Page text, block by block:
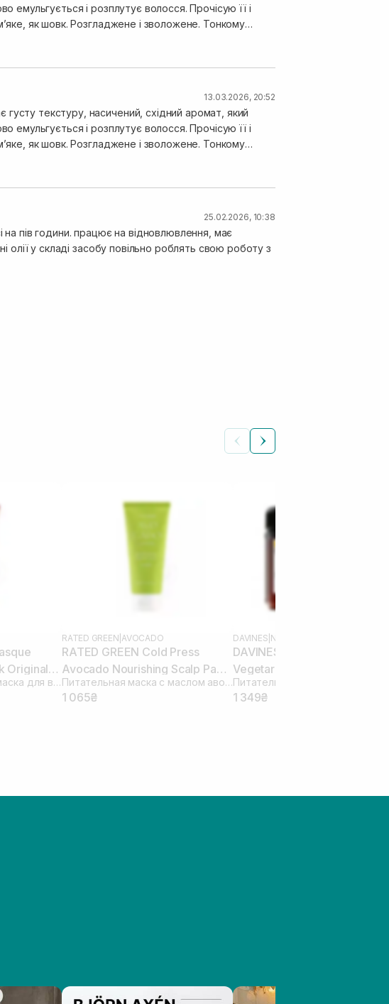
емульгується і розплутує волосся. Прочісую її і
як шовк. Розгладжене і зволожене. Тонкому
брати одразу ж декілька баночок, бо це скарб!
13.03.2026, 20:52
текстуру, насичений, східний аромат, який
емульгується і розплутує волосся. Прочісую її і
як шовк. Розгладжене і зволожене. Тонкому
брати одразу ж декілька баночок, бо це скарб!
25.02.2026, 10:38
пів години. працює на відновлювлення, має
олії у складі засобу повільно роблять свою роботу з
Original
Восстанавливающая маска для волос
RATED GREEN AVOCADO
RATED GREEN Cold Press
Avocado Nourishing Scalp Pack
200 мл
Питательная маска с маслом авокадо
1 065₴
DAVINES NATURAL TECH
DAVINES NT Nourishing
Vegetarian Miracle Mask 250
мл
1 349₴